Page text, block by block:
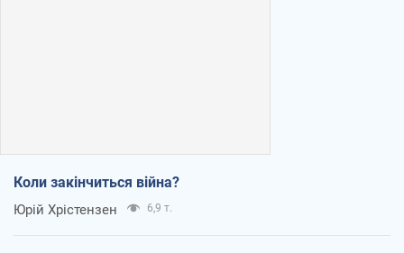
Коли закінчиться війна?
Юрій Хрістензен 6,9 т.